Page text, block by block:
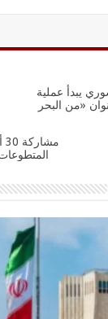
يبدأ عملية
«من البحر